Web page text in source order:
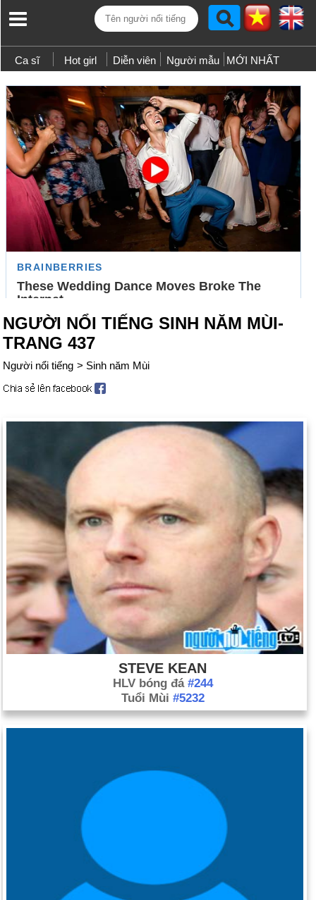
Ca sĩ Hot girl Diễn viên Người mẫu MỚI NHẤT
NGƯỜI NỔI TIẾNG SINH NĂM MÙI-
TRANG 437
Người nổi tiếng > Sinh năm Mùi
STEVE KEAN
HLV bóng đá #244
Tuổi Mùi #5232